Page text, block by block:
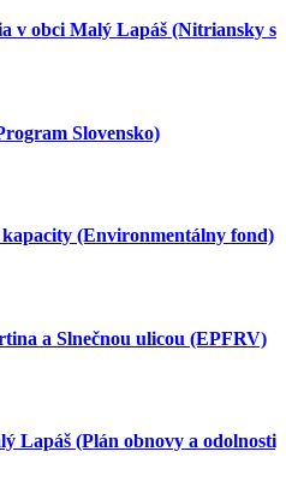
v obci Malý Lapáš (Nitriansky
Slovensko)
(Environmentálny fond)
a Slnečnou ulicou (EPFRV)
Lapáš (Plán obnovy a odolnosti)